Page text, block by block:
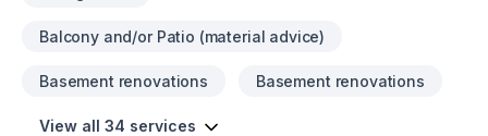
Balcony and/or Patio (material advice)
Basement renovations Basement renovations
View all 34 services